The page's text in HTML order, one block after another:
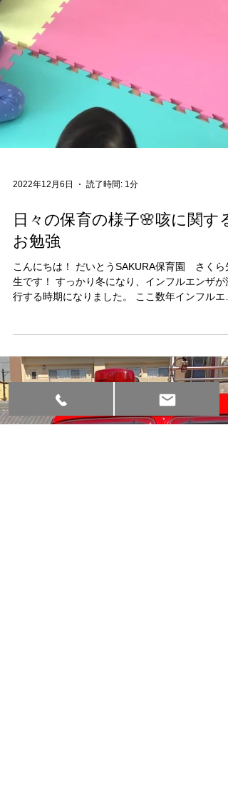
2022年12月6日 読了時間: 1分
日々の保育の様子🌸咳に関する
生です！ すっかり冬になり、インフルエンザが
行する時期になりました。 ここ数年インフルエ
ザの流行はひかえめだと言われていますが、 万
一に備えて予防しましょう！ 11月の後半、看護
の先生による保健指導を行いました！...